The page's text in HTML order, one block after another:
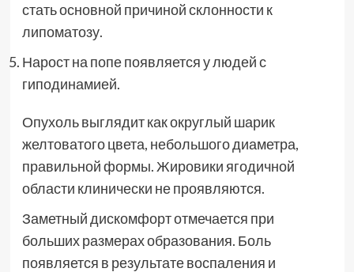
стать основной причиной склонности к
липоматозу.
Нарост на попе появляется у людей с
гиподинамией.
Опухоль выглядит как округлый шарик
желтоватого цвета, небольшого диаметра,
правильной формы. Жировики ягодичной
области клинически не проявляются.
Заметный дискомфорт отмечается при
больших размерах образования. Боль
появляется в результате воспаления и